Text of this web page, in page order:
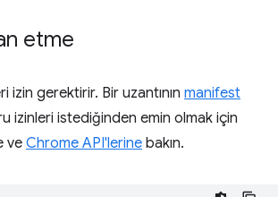
etme
izin gerektirir. Bir uzantının manifest
izinleri istediğinden emin olmak için
ve Chrome API'lerine bakın.